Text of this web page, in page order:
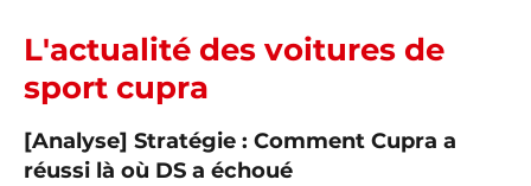
L'actualité des voitures de
sport cupra
[Analyse] Stratégie : Comment Cupra a
réussi là où DS a échoué